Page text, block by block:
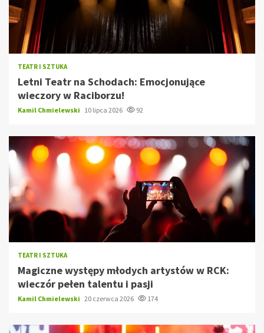
TEATR I SZTUKA
Letni Teatr na Schodach: Emocjonujące
wieczory w Raciborzu!
Kamil Chmielewski 10 lipca 2026 92
TEATR I SZTUKA
Magiczne występy młodych artystów w RCK:
wieczór pełen talentu i pasji
Kamil Chmielewski 20 czerwca 2026 174